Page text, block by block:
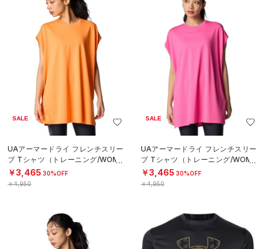
SALE
UAアーマードライ フレンチスリー
ブ Tシャツ（トレーニング/WOME
N）
￥3,465 30%OFF
￥4,950
SALE
UAアーマードライ フレンチスリー
ブ Tシャツ（トレーニング/WOME
N）
￥3,465 30%OFF
￥4,950